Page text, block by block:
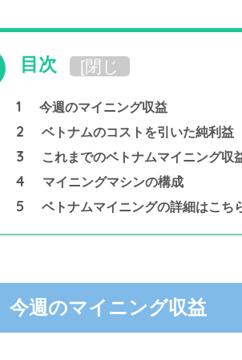
目次 [閉じ
1 今週のマイニング収益
2 ベトナムのコストを引いた純利益
3 これまでのベトナムマイニング収
4 マイニングマシンの構成
5 ベトナムマイニングの詳細はこち
今週のマイニング収益